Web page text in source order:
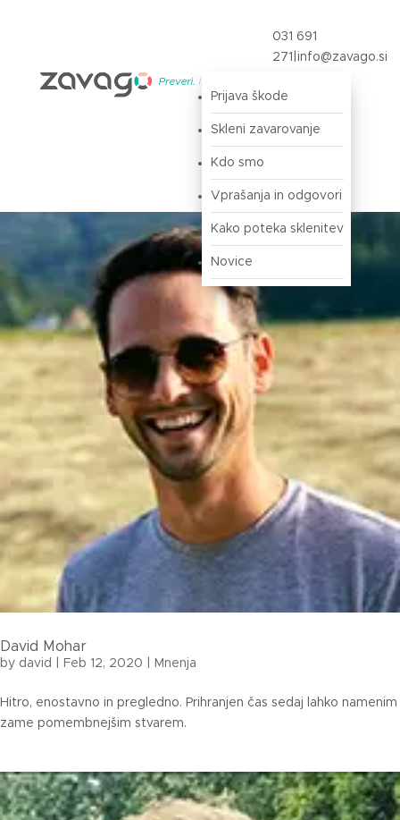
031 691
271 info@zavago.si
Prijava škode
Skleni zavarovanje
Kdo smo
Vprašanja in odgovori
Kako poteka sklenitev
Novice
David Mohar
by david Feb 12, 2020 Mnenja
Hitro, enostavno in pregledno. Prihranjen čas sedaj lahko namenim
zame pomembnejšim stvarem.